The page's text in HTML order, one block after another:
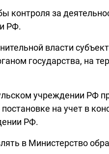
контроля за
РФ.
власти
государства, на
учреждении РФ
на учет в
РФ.
в Министерство